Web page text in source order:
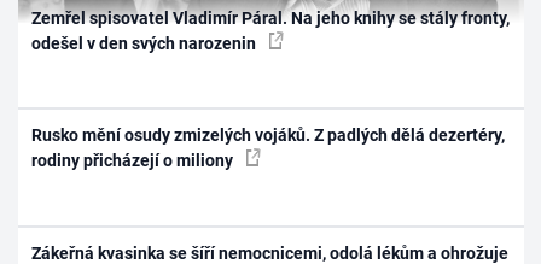
Zemřel spisovatel Vladimír Páral. Na jeho knihy se stály fronty,
odešel v den svých narozenin
Rusko mění osudy zmizelých vojáků. Z padlých dělá dezertéry,
rodiny přicházejí o miliony
Zákeřná kvasinka se šíří nemocnicemi, odolá lékům a ohrožuje